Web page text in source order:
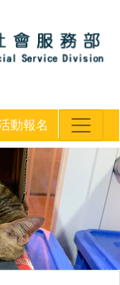
動報名